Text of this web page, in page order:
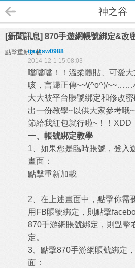
神之谷
[新聞訊息] 870手遊網帳號綁定&改
點擊重新加載qazxsw0988
2014-12-1 15:08:03
噹噹噹！！溫柔體貼、可愛
咳，言歸正傳~~\(^o^)/~~……
大大被平台賬號綁定和修改
出一份教學~以供大家參考哦
節給我紅包就行啦~！！XDD
一、帳號綁定教學
1、如果您是臨時賬號，登入
畫面：
點擊重新加載
2、在上述畫面中，點擊你需
用FB賬號綁定，則點擊
870手游網賬號綁定，則點擊
定。
3、點擊870手游網賬號綁定
面：